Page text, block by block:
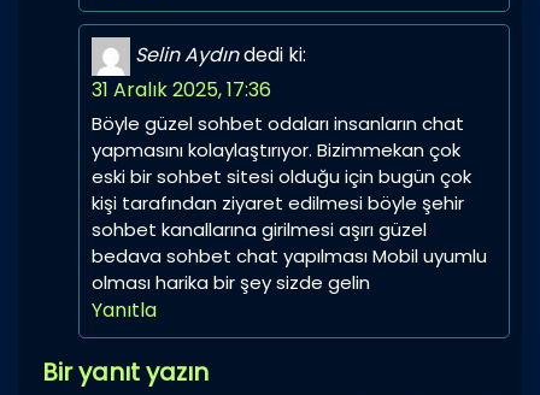
Selin Aydındedi ki:
31 Aralık 2025, 17:36
Böyle güzel sohbet odaları insanların chat
yapmasını kolaylaştırıyor. Bizimmekan çok
eski bir sohbet sitesi olduğu için bugün çok
kişi tarafından ziyaret edilmesi böyle şehir
sohbet kanallarına girilmesi aşırı güzel
bedava sohbet chat yapılması Mobil uyumlu
olması harika bir şey sizde gelin
Yanıtla
Bir yanıt yazın